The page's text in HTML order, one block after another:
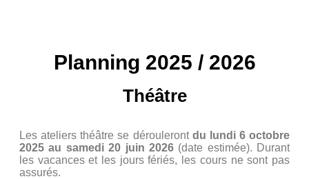
Planning 2025 / 2026
Théâtre
Les ateliers théâtre se dérouleront du
lundi 6 octobre
2025 au samedi 20 juin 2026 (date estimée). Durant
les vacances et les jours fériés, les cours ne sont pas
assurés.